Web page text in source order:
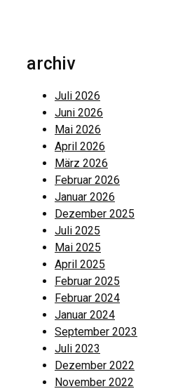
archiv
Juli 2026
Juni 2026
Mai 2026
April 2026
März 2026
Februar 2026
Januar 2026
Dezember 2025
Juli 2025
Mai 2025
April 2025
Februar 2025
Februar 2024
Januar 2024
September 2023
Juli 2023
Dezember 2022
November 2022